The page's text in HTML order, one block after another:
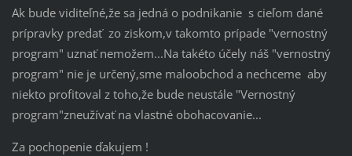
Ak bude viditeľné,že sa jedná o podnikanie s cieľom dané
prípravky predať zo ziskom,v takomto prípade "vernostný
program" uznať nemožem...Na takéto účely náš "vernostný
program" nie je určený,sme maloobchod a nechceme aby
niekto profitoval z toho,že bude neustále "Vernostný
program"zneužívať na vlastné obohacovanie...
Za pochopenie ďakujem !